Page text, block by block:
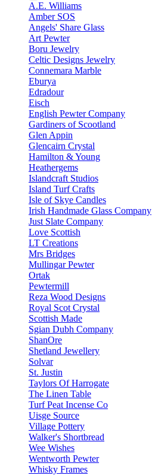
A.E. Williams
Amber SOS
Angels' Share Glass
Art Pewter
Boru Jewelry
Celtic Designs Jewelry
Connemara Marble
Eburya
Edradour
Eisch
English Pewter Company
Gardiners of Scootland
Glen Appin
Glencairn Crystal
Hamilton & Young
Heathergems
Islandcraft Studios
Island Turf Crafts
Isle of Skye Candles
Irish Handmade Glass Company
Just Slate Company
Love Scottish
LT Creations
Mrs Bridges
Mullingar Pewter
Ortak
Pewtermill
Reza Wood Designs
Royal Scot Crystal
Scottish Made
Sgian Dubh Company
ShanOre
Shetland Jewellery
Solvar
St. Justin
Taylors Of Harrogate
The Linen Table
Turf Peat Incense Co
Uisge Source
Village Pottery
Walker's Shortbread
Wee Wishes
Wentworth Pewter
Whisky Frames